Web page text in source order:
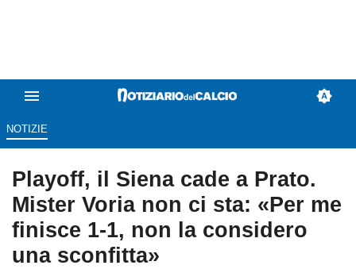
NOTIZIE
Playoff, il Siena cade a Prato.
Mister Voria non ci sta: «Per me
finisce 1-1, non la considero
una sconfitta»